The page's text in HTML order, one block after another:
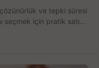
ve tepki süresi
seçmek için pratik satın